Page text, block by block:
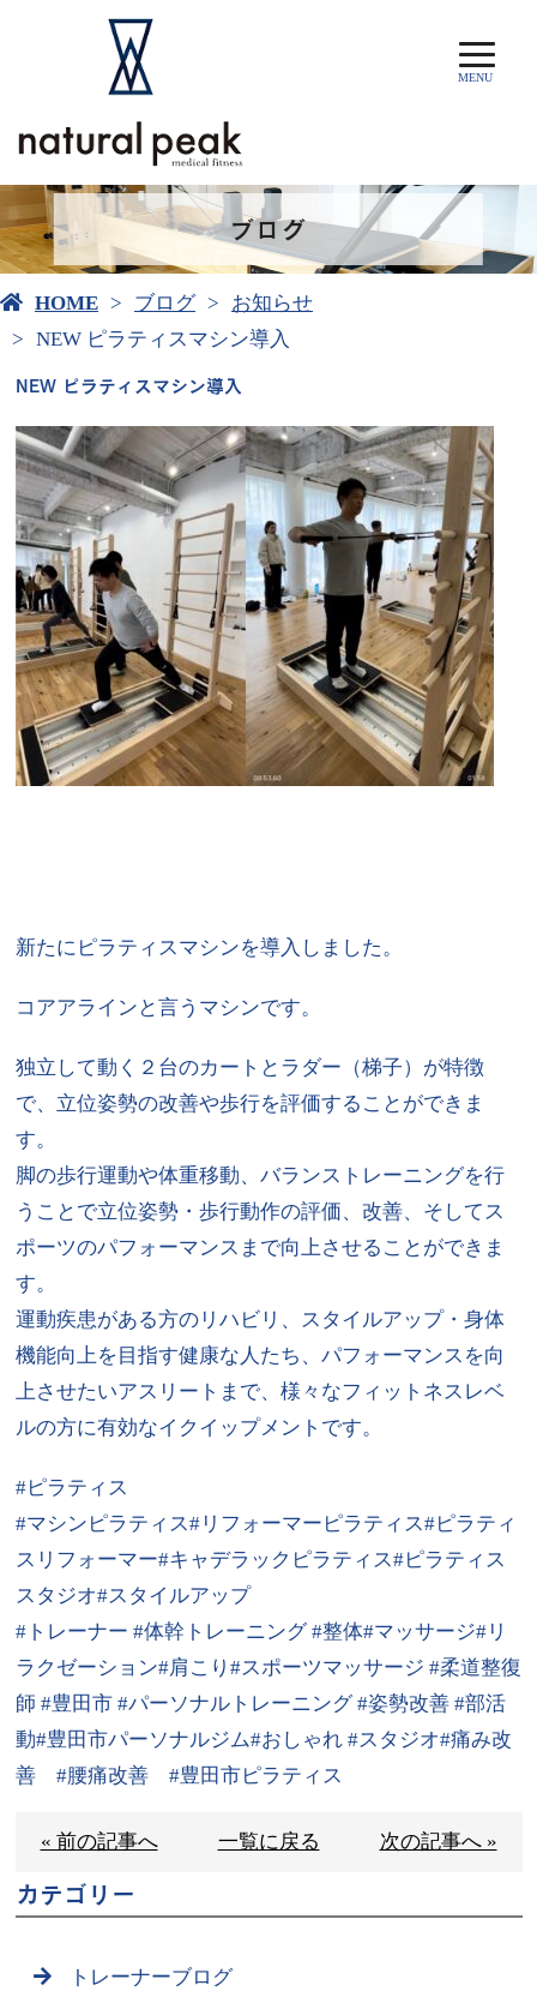
MENU
ブログ
HOME ブログ
お知らせ
NEW ピラティスマシン導入
NEW ピラティスマシン導入
新たにピラティスマシンを導入しました。
コアアラインと言うマシンです。
独立して動く２台のカートとラダー（梯子）が特徴
で、立位姿勢の改善や歩行を評価することができま
す。
脚の歩行運動や体重移動、バランストレーニングを行
うことで立位姿勢・歩行動作の評価、改善、そしてス
ポーツのパフォーマンスまで向上させることができま
す。
運動疾患がある方のリハビリ、スタイルアップ・身体
機能向上を目指す健康な人たち、パフォーマンスを向
上させたいアスリートまで、様々なフィットネスレベ
ルの方に有効なイクイップメントです。
#ピラティス
#マシンピラティス#リフォーマーピラティス#ピラティ
スリフォーマー#キャデラックピラティス#ピラティス
スタジオ#スタイルアップ
#トレーナー #体幹トレーニング #整体#マッサージ#リ
ラクゼーション#肩こり#スポーツマッサージ #柔道整復
師 #豊田市 #パーソナルトレーニング #姿勢改善 #部活
動#豊田市パーソナルジム#おしゃれ #スタジオ#痛み改
善 #腰痛改善 #豊田市ピラティス
« 前の記事へ 一覧に戻る 次の記事へ »
カテゴリー
トレーナーブログ